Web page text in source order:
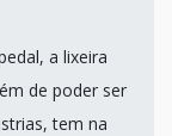
a lixeira
de poder ser
tem na